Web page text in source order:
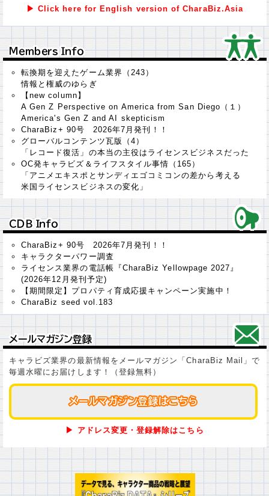
▶ Click here for English version of CharaBiz.Asia
Ｍｅｍｂｅｒｓ Ｉｎｆｏ
Ｍｅｍｂｅｒｓ Ｉｎｆｏ
転換期を迎えたゲーム業界（243）
情報と権威のゆらぎ
【new column】
A Gen Z Perspective on America from San Diego（１）
America's Gen Z and AI skepticism
CharaBiz+ 90号 2026年7月発刊！！
グローバルコンテンツ瓦版（4）
「レコード復活」の本当の主役はライセンスビジネスだった
OC発キャラビズ＆ライフスタイル事情（165）
「アニメエキスポとサンディエゴコミコンの差から考える
米国ライセンスビジネスの変化」
ＣＤＢ Ｉｎｆｏ
ＣＤＢ Ｉｎｆｏ
CharaBiz+ 90号 2026年7月発刊！！
キャラクターパワー調査
ライセンス業界の電話帳『CharaBiz Yellowpage 2027』
(2026年12月発刊予定)
【期間限定】プロパティ育成応援キャンペーン実施中！
CharaBiz seed vol.183
メールマガジン登録
メールマガジン登録
キャラビズ業界の最新情報をメールマガジン「CharaBiz Mail」で
毎週水曜にお届けします！（登録無料）
メールマガジン登録はこちら
メールマガジン登録はこちら
▶ アドレス変更・登録解除はこちら